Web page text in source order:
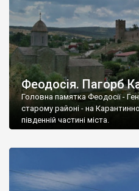
Феодосія. Пагорб
Головна памятка Феодосії -
старому районі - на
південній частині міста.